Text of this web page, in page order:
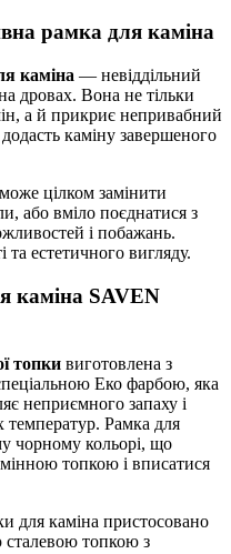
рамка для каміна
каміна — невіддільний
дровах. Вона не тільки
а й прикриє непривабний
каміну завершеного
може цілком замінити
або вміло поєднатися з
і побажань.
та естетичного вигляду.
каміна SAVEN
топки виготовлена з
Еко фарбою, яка
неприємного запаху і
температур. Рамка для
чорному кольорі, що
топкою і вписатися
для каміна пристосовано
сталевою топкою з